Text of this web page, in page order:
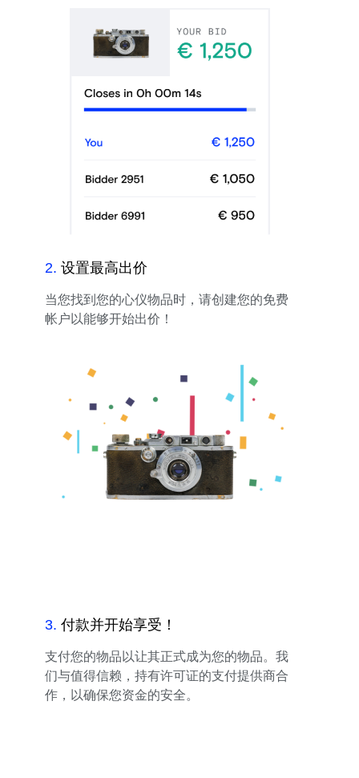
2. 设置最高出价
当您找到您的心仪物品时，请创建您的免费
帐户以能够开始出价！
3. 付款并开始享受！
支付您的物品以让其正式成为您的物品。我
们与值得信赖，持有许可证的支付提供商合
作，以确保您资金的安全。